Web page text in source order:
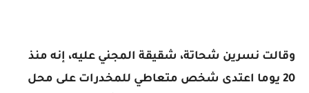
وقالت نسرين شحاتة، شقيقة المجني عليه، إنه منذ
20 يوما اعتدى شخص متعاطي للمخدرات على محل